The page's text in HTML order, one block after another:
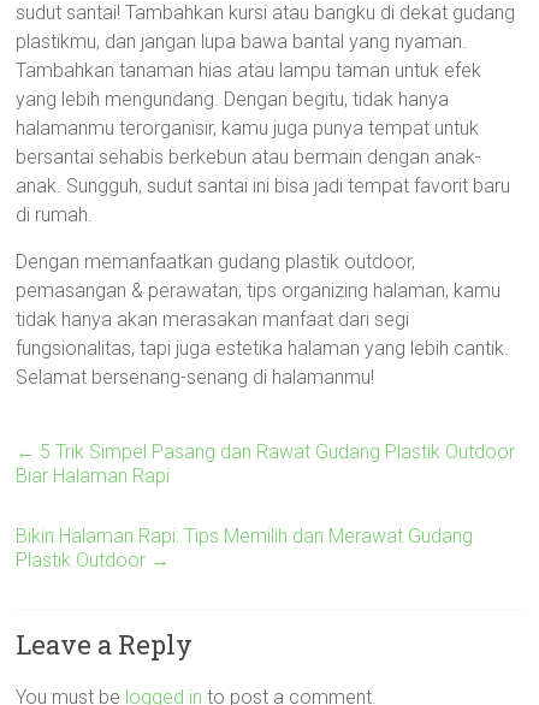
sudut santai! Tambahkan kursi atau bangku di dekat gudang
plastikmu, dan jangan lupa bawa bantal yang nyaman.
Tambahkan tanaman hias atau lampu taman untuk efek
yang lebih mengundang. Dengan begitu, tidak hanya
halamanmu terorganisir, kamu juga punya tempat untuk
bersantai sehabis berkebun atau bermain dengan anak-
anak. Sungguh, sudut santai ini bisa jadi tempat favorit baru
di rumah.
Dengan memanfaatkan gudang plastik outdoor,
pemasangan & perawatan, tips organizing halaman, kamu
tidak hanya akan merasakan manfaat dari segi
fungsionalitas, tapi juga estetika halaman yang lebih cantik.
Selamat bersenang-senang di halamanmu!
← 5 Trik Simpel Pasang dan Rawat Gudang Plastik Outdoor
Biar Halaman Rapi
Bikin Halaman Rapi: Tips Memilih dan Merawat Gudang
Plastik Outdoor →
Leave a Reply
You must be logged in to post a comment.